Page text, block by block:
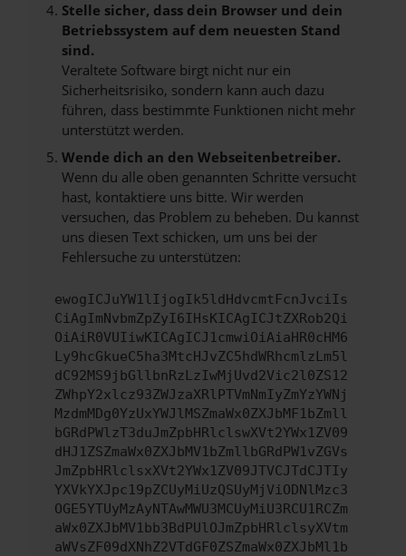
Stelle sicher, dass dein Browser und dein
Betriebssystem auf dem neuesten Stand
sind.
Veraltete Software birgt nicht nur ein
Sicherheitsrisiko, sondern kann auch dazu
führen, dass bestimmte Funktionen nicht mehr
unterstützt werden.
Wende dich an den Webseitenbetreiber.
Wenn du alle oben genannten Schritte versucht
hast, kontaktiere uns bitte. Wir werden
versuchen, das Problem zu beheben. Du kannst
uns diesen Text schicken, um uns bei der
Fehlersuche zu unterstützen:
ewogICJuYW1lIjogIk5ldHdvcmtFcnJvciIs
CiAgImNvbmZpZyI6IHsKICAgICJtZXRob2Qi
OiAiR0VUIiwKICAgICJ1cmwiOiAiaHR0cHM6
Ly9hcGkueC5ha3MtcHJvZC5hdWRhcmlzLm5l
dC92MS9jbGllbnRzLzIwMjUvd2Vic2l0ZS12
ZWhpY2xlcz93ZWJzaXRlPTVmNmIyZmYzYWNj
MzdmMDg0YzUxYWJlMSZmaWx0ZXJbMF1bZmll
bGRdPWlzT3duJmZpbHRlclswXVt2YWx1ZV09
dHJ1ZSZmaWx0ZXJbMV1bZmllbGRdPW1vZGVs
JmZpbHRlclsxXVt2YWx1ZV09JTVCJTdCJTIy
YXVkYXJpc19pZCUyMiUzQSUyMjViODNlMzc3
OGE5YTUyMzAyNTAwMWU3MCUyMiU3RCU1RCZm
aWx0ZXJbMV1bb3BdPUlOJmZpbHRlclsyXVtm
aWVsZF09dXNhZ2VTdGF0ZSZmaWx0ZXJbMl1b